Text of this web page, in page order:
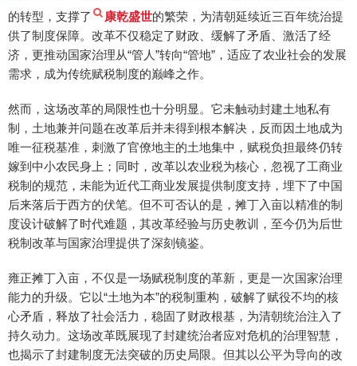
的转型，支撑了
康乾盛世的繁荣，为清朝延续近三百年统治提
供了制度保障。改革不仅稳定了财政、缓解了矛盾、激活了经
济，更推动国家治理从“管人”转向“管地”，适应了农业社会的发展
需求，成为传统赋税制度的巅峰之作。
然而，这场改革的局限性也十分明显。它未触动封建土地私有
制，土地兼并问题在改革后并未得到根本解决，反而因土地成为
唯一征税基准，刺激了官僚地主的土地集中，赋税负担最终仍转
嫁到中小农民身上；同时，改革以农业税为核心，忽视了工商业
税制的规范，未能为近代工商业发展提供制度支持，埋下了中国
后来落后于西方的伏笔。但不可否认的是，摊丁入亩以精准的制
度设计破解了时代难题，其改革经验与历史教训，至今仍为后世
税制改革与国家治理提供了深刻镜鉴。
雍正摊丁入亩，不仅是一场赋税制度的革新，更是一次国家治理
能力的升级。它以“土地为本”的税制重构，破解了赋役不均的核
心矛盾，释放了社会活力，稳固了财政根基，为清朝统治注入了
持久动力。这场改革既展现了封建统治者应对危机的治理智慧，
也揭示了封建制度无法突破的历史局限。但其以公平为导向的改